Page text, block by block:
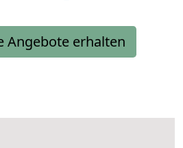
Angebote erhalten